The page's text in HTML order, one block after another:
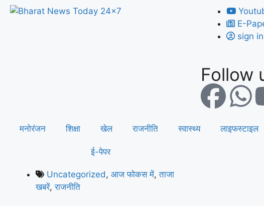
E-
sign in
Follow
मनोरंजन शिक्षा खेल राजनीति स्वास्थ्य लाइफस्टाइल
ई-पेपर
Uncategorized, आज फोकस में,ताजा
खबरें,राजनीति